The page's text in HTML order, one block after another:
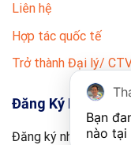
Liên hệ
Hợp tác quốc tế
Trở thành Đại lý/
Đăng Ký Nhận Tin
Đăng ký nhận thông
Bạn
nào tại